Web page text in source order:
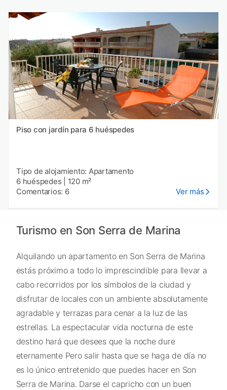
Piso con jardín para 6 huéspedes
Tipo de alojamiento: Apartamento
6 huéspedes
120 m²
Comentarios: 6
Ver más
Turismo en Son Serra de Marina
Alquilando un apartamento en Son Serra de Marina
estás próximo a todo lo imprescindible para llevar a
cabo recorridos por los símbolos de la ciudad y
disfrutar de locales con un ambiente absolutamente
agradable y terrazas para cenar a la luz de las
estrellas. La espectacular vida nocturna de este
destino hará que desees que la noche dure
eternamente Pero salir hasta que se haga de día no
es lo único entretenido que puedes hacer en Son
Serra de Marina. Darse el capricho con un buen